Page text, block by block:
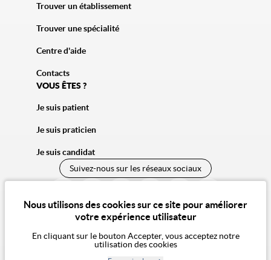
Nous utilisons des cookies sur ce site pour améliorer
votre expérience utilisateur
En cliquant sur le bouton Accepter, vous acceptez notre
utilisation des cookies
Trouver un établissement
Trouver une spécialité
Centre d'aide
Contacts
VOUS ÊTES ?
Je suis patient
Je suis praticien
Je suis candidat
Suivez-nous sur les réseaux sociaux